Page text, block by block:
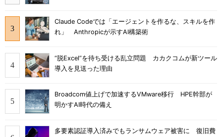
Claude Codeでは「エージェントを作るな、スキルを作
れ」 Anthropicが示すAI構築術
“脱Excel”を待ち受ける乱立問題 カカクコムが新ツール
導入を見送った理由
Broadcom値上げで加速するVMware移行 HPE幹部が
明かすAI時代の備え
多要素認証導入済みでもランサムウェア被害に 復旧費